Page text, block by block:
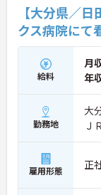
【大分県／
クス病院にて
給料
月
年
勤務地
大
Ｊ
雇用形態 正